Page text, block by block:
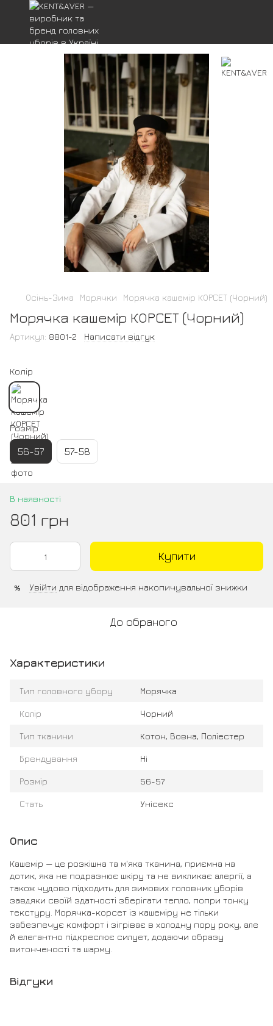
Осінь-Зима Морячки Морячка кашемір КОРСЕТ (Чорний)
Морячка кашемір КОРСЕТ (Чорний)
Артикул: 8801-2 Написати відгук
Колір
Розмір
56-57 57-58
В наявності
801 грн
Купити
% Увійти для відображення накопичувальної знижки
До обраного
Характеристики
Тип головного убору Морячка
Колір Чорний
Тип тканини Котон, Вовна, Поліестер
Брендування Ні
Розмір 56-57
Стать Унісекс
Опис
Кашемір — це розкішна та м'яка тканина, приємна на
дотик, яка не подразнює шкіру та не викликає алергії, а
також чудово підходить для зимових головних уборів
завдяки своїй здатності зберігати тепло, попри тонку
текстуру. Морячка-корсет із кашеміру не тільки
забезпечує комфорт і зігріває в холодну пору року, але
й елегантно підкреслює силует, додаючи образу
витонченості та шарму.
Відгуки